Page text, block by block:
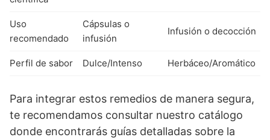
Uso
recomendado
Cápsulas o
infusión
Infusión o decocción
Perfil de sabor Dulce/Intenso Herbáceo/Aromático
Para integrar estos remedios de manera segura,
te recomendamos consultar nuestro catálogo
donde encontrarás guías detalladas sobre la